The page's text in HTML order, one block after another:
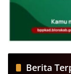
Berita